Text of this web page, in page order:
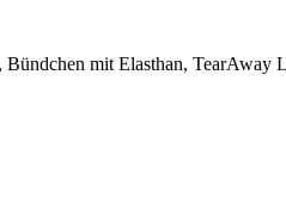
Bündchen mit Elasthan,